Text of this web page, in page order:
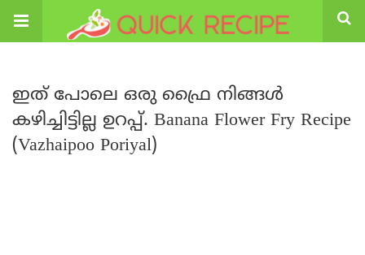
ഇത് പോലെ ഒരു ഫ്രൈ നിങ്ങൾ
കഴിച്ചിട്ടില്ല ഉറപ്പ്. Banana Flower Fry Recipe
(Vazhaipoo Poriyal)